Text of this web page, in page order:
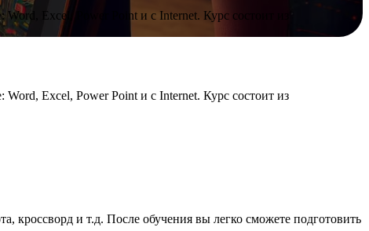
Excel, Power Point и c Internet. Курс состоит из
Excel, Power Point и c Internet. Курс состоит из
кроссворд и т.д. После обучения вы легко сможете подготовить